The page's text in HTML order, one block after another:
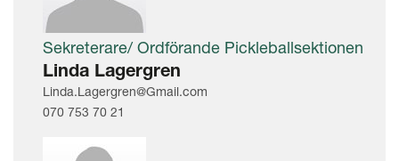
Sekreterare/ Ordförande Pickleballsektionen
Linda Lagergren
Linda.Lagergren@Gmail.com
070 753 70 21